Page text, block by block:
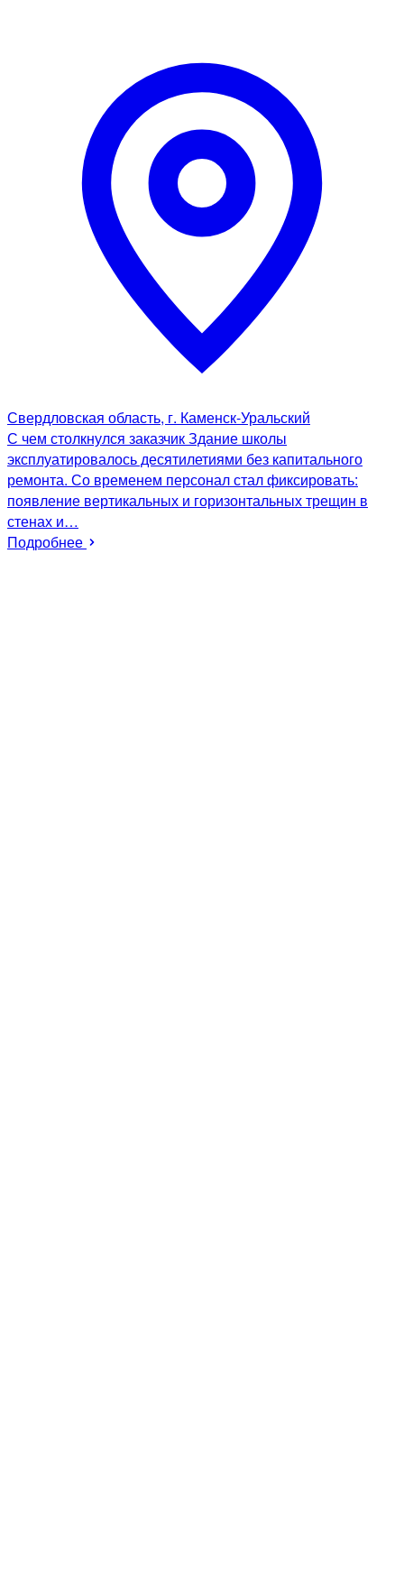
Свердловская область, г. Каменск-Уральский
С чем столкнулся заказчик Здание школы
эксплуатировалось десятилетиями без капитального
ремонта. Со временем персонал стал фиксировать:
появление вертикальных и горизонтальных трещин в
стенах и…
Подробнее